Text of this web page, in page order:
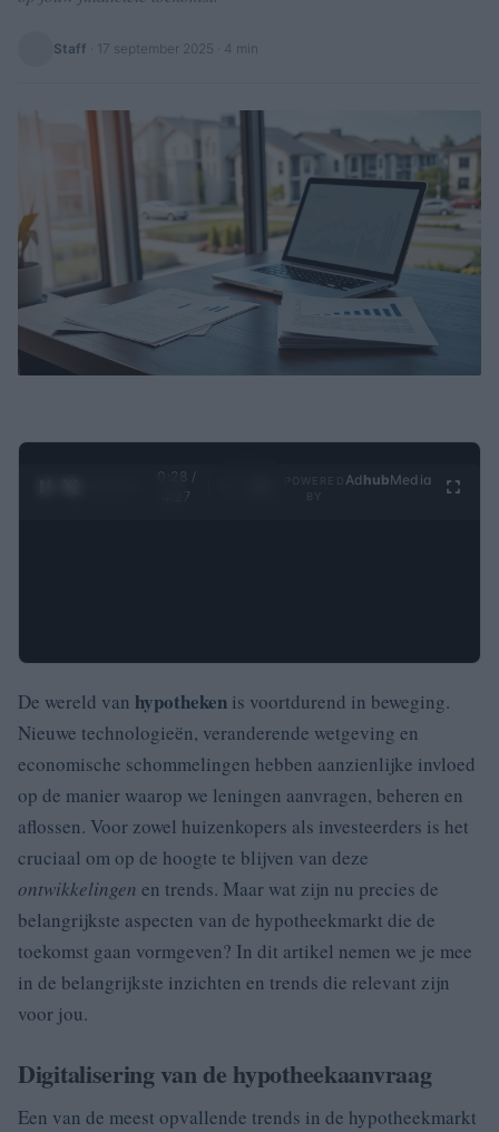
Staff 17 september 2025 · 4 min
0:29 /
4:27
Ad hubMedia
De wereld van hypotheken is voortdurend in beweging.
Nieuwe technologieën, veranderende wetgeving en
economische schommelingen hebben aanzienlijke invloed
op de manier waarop we leningen aanvragen, beheren en
aflossen. Voor zowel huizenkopers als investeerders is het
cruciaal om op de hoogte te blijven van deze
ontwikkelingen en trends. Maar wat zijn nu precies de
belangrijkste aspecten van de hypotheekmarkt die de
toekomst gaan vormgeven? In dit artikel nemen we je mee
in de belangrijkste inzichten en trends die relevant zijn
voor jou.
Digitalisering van de hypotheekaanvraag
Een van de meest opvallende trends in de hypotheekmarkt